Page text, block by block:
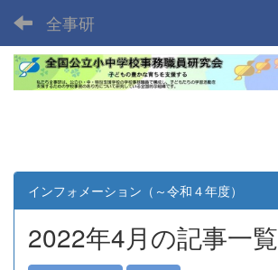
全事研
インフォメーション（～令和４年度）
2022年4月の記事一覧